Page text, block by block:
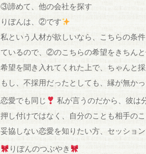
③諦めて、他の会社を探す
りぼんは、②です
私という人材が欲しいなら、こちらの条
ているので、②のこちらの希望をきちんと
希望を聞き入れてくれた上で、ちゃんと
もし、不採用だったとしても、縁が無か
恋愛でも同じ 私が言うのだから、彼は
押し付けではなく、自分のことも相手の
妥協しない恋愛を知りたい方、セッショ
りぼんのつぶやき